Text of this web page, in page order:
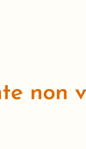
non